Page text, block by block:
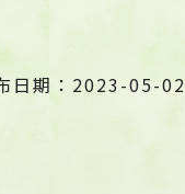
日期：2023-05-